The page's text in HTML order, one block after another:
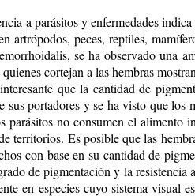
a pa­rá­si­tos y en­fer­me­da­des
ar­tró­po­dos, pe­ces, rep­ti­les,
se ha ob­ser­va­do una
cor­te­jan a las hem­bras
que la can­ti­dad de
sus por­ta­do­res y se ha vis­to que
pa­rá­si­tos no con­su­men el ali­men­to
te­rri­to­rios. Es po­si­ble que las
con ba­se en su can­ti­dad de
de pig­men­ta­ción y la re­sis­ten­cia
en es­pe­cies cu­yo sis­te­ma vi­sual